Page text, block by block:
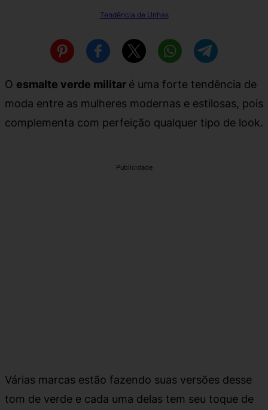
Tendência de Unhas
O esmalte verde militar é uma forte tendência de
moda entre as mulheres modernas e estilosas, pois
complementa com perfeição qualquer tipo de look.
Publicidade
Várias marcas estão fazendo suas versões desse
tom de verde e cada uma delas tem seu toque de